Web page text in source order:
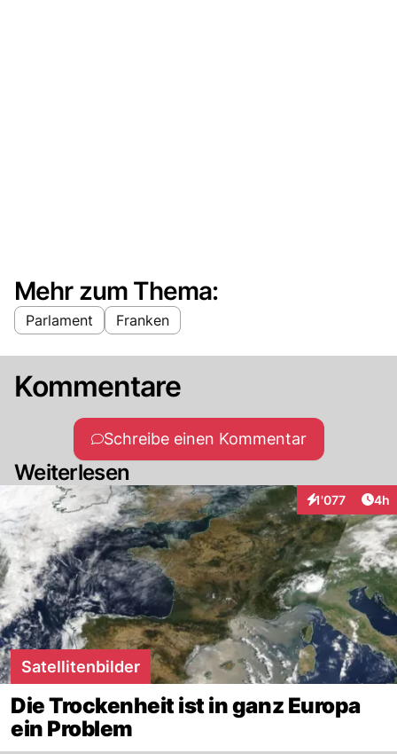
Mehr zum Thema:
Parlament Franken
Kommentare
Schreibe einen Kommentar
Weiterlesen
1'077
Interaktionen4h
Satellitenbilder
Die Trockenheit ist in ganz Europa
ein Problem